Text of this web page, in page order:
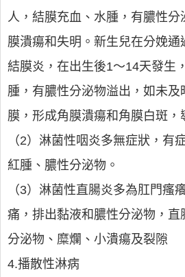
人，結膜充血、水腫，有膿性分
膜潰瘍和失明。新生兒在分娩通
結膜炎，在出生後1～14天發生
腫，有膿性分泌物溢出，如未及
膜，形成角膜潰瘍和角膜白斑，
（2）淋菌性咽炎多無症狀，有
紅腫、膿性分泌物。
（3）淋菌性直腸炎多為肛門瘙
痛，排出黏液和膿性分泌物，直
分泌物、糜爛、小潰瘍及裂隙
4.播散性淋病